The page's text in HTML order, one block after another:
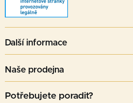
Další informace
Naše prodejna
Potřebujete poradit?